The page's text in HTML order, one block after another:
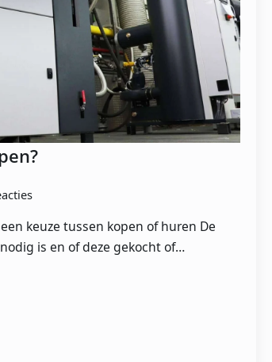
keuze tussen kopen of huren De
is en of deze gekocht of…